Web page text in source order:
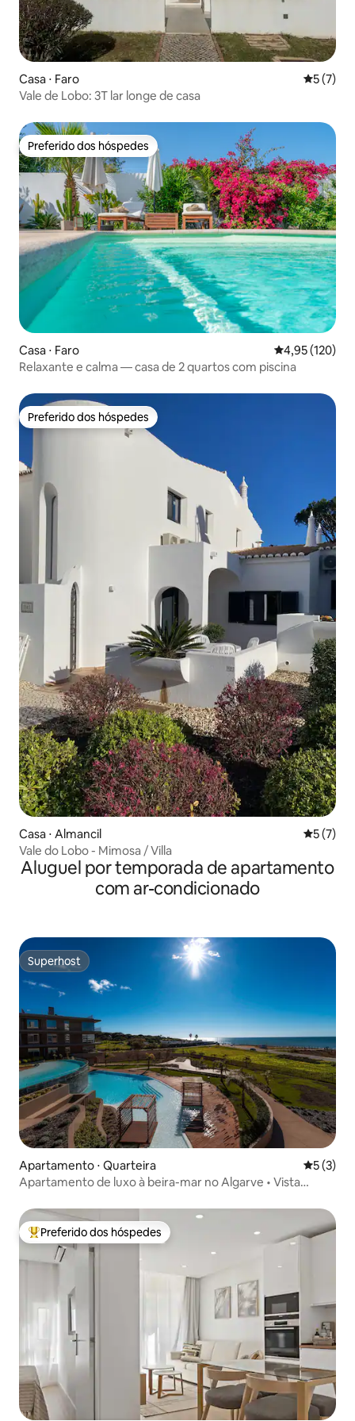
Casa ⋅ Faro 5 de
5 (7)
Vale de Lobo: 3T lar longe de casa
Preferido dos hóspedes
Preferido dos hóspedes
Casa ⋅ Faro 4,95 de uma
4,95 (120)
Relaxante e calma — casa de 2 quartos com piscina
Preferido dos hóspedes
Preferido dos hóspedes
Casa ⋅ Almancil 5 de
5 (7)
Vale do Lobo - Mimosa / Villa
Aluguel por temporada de apartamento
com ar-condicionado
Superhost
Superhost
Apartamento ⋅ Quarteira 5 de
5 (3)
Apartamento de luxo à beira-mar no Algarve • Vista
Entre os melhores preferidos dos hóspedes
Preferido dos hóspedes